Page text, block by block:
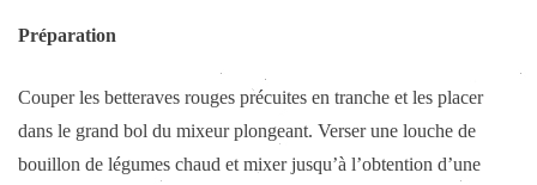
Préparation
Couper les betteraves rouges précuites en tranche et les placer
dans le grand bol du mixeur plongeant. Verser une louche de
bouillon de légumes chaud et mixer jusqu’à l’obtention d’une